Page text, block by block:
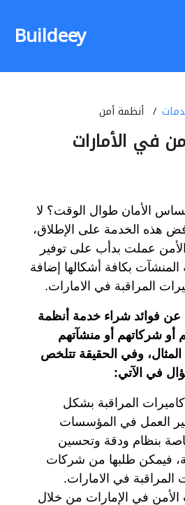
Buildeey
أنظمة أمن
في الأمارات
الأمان طوال الوقت؟ لا
هذه الخدمة على الإطلاق،
عملت بدأب على توفير
بكافة أشكالها إضافة
المراقبة في الامارات.
عن فوائد شراء خدمة أنظمة
أو شركاتهم أو منشآتهم
وفي الحقيقة تتلخص
في الآتي:
المراقبة بشكل
العمل في المؤسسات
بنظام ودقة وتحسين
فيمكن طلبها من شركات
المراقبة في الامارات.
في الإمارات من خلال